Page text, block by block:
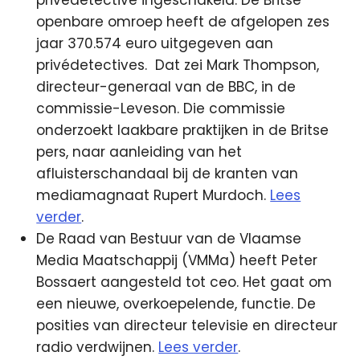
openbare omroep heeft de afgelopen zes
jaar 370.574 euro uitgegeven aan
privédetectives. Dat zei Mark Thompson,
directeur-generaal van de BBC, in de
commissie-Leveson. Die commissie
onderzoekt laakbare praktijken in de Britse
pers, naar aanleiding van het
afluisterschandaal bij de kranten van
mediamagnaat Rupert Murdoch. Lees
verder.
De Raad van Bestuur van de Vlaamse
Media Maatschappij (VMMa) heeft Peter
Bossaert aangesteld tot ceo. Het gaat om
een nieuwe, overkoepelende, functie. De
posities van directeur televisie en directeur
radio verdwijnen. Lees verder.